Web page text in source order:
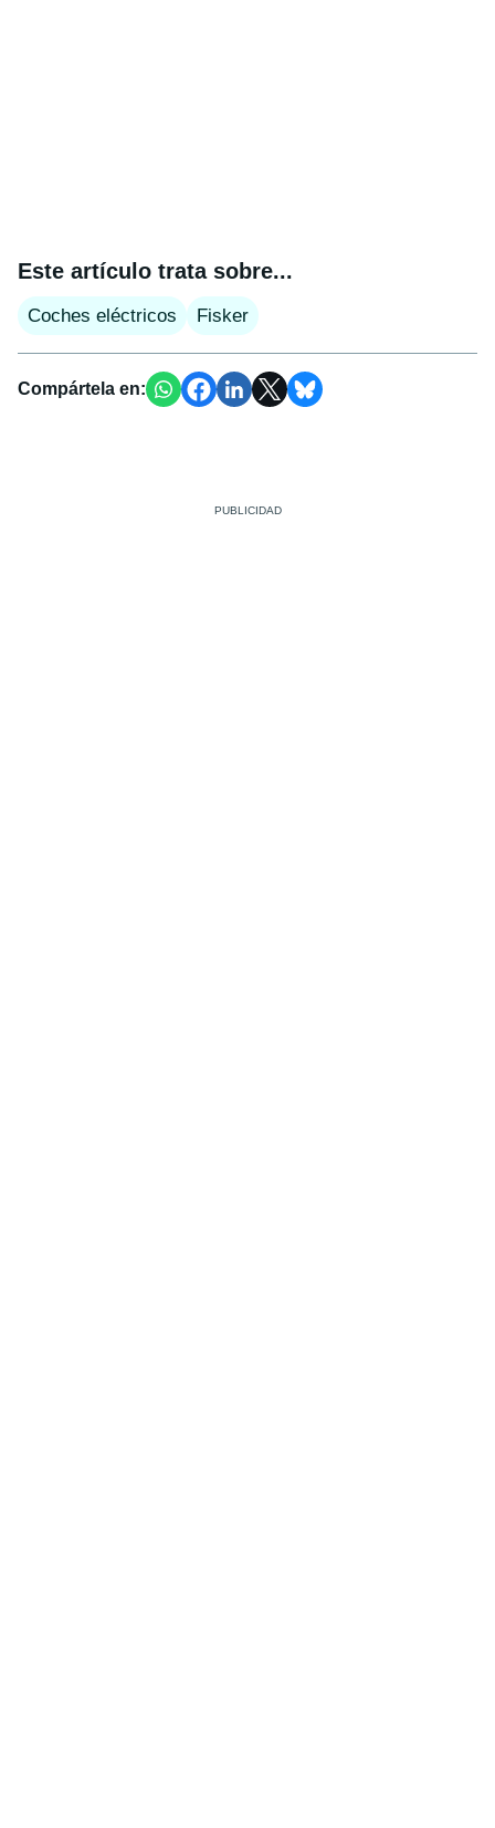
Este artículo trata sobre...
Coches eléctricos Fisker
Compártela en: